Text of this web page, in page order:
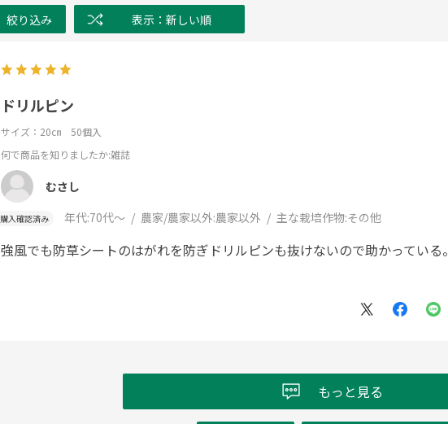
絞り込み 表示：新しい順
ドリルピン
サイズ：20㎝ 50個入
何で商品を知りましたか:雑誌
むさし
購入確認済み 年代:70代～ 農家/農家以外:農家以外 主な栽培作物:その他
強風でも防草シートのはがれを防ぎドリルピンも抜けないので助かっている。
もっと見る